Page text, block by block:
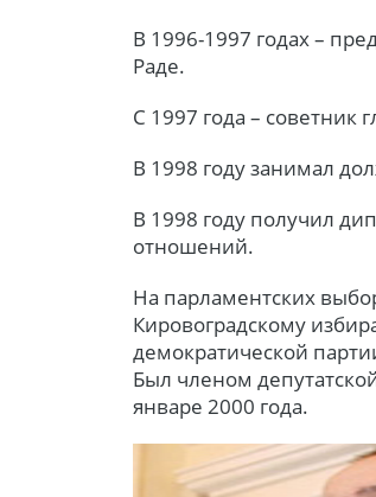
В 1996-1997 годах –
Раде.
С 1997 года – советник
В 1998 году занимал
В 1998 году получил
отношений.
На парламентских
Кировоградскому
демократической
Был членом
январе 2000 года.